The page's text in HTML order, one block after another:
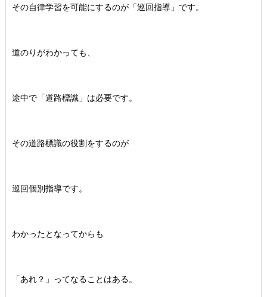
その自律学習を可能にするのが「巡回指導」です。
道のりがわかっても、
途中で「道路標識」は必要です。
その道路標識の役割をするのが
巡回個別指導です。
わかったとなってからも
「あれ？」ってなることはある。